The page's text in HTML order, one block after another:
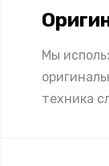
Мы
техника